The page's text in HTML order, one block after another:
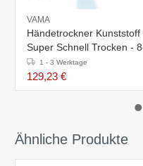
VAMA
Händetrockner Kunststoff
Super Schnell Trocken -
Sek - 1100W - XXL
1 - 3 Werktage
129,23 €
Ähnliche Produkte